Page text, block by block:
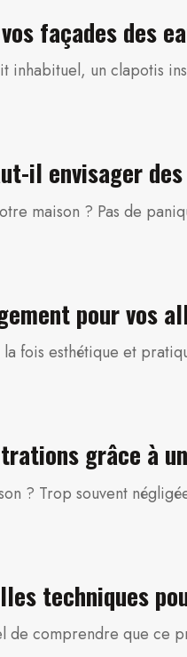
façades des
inhabituel, un clapotis
il envisager
maison ? Pas de
pour vos
fois esthétique et
grâce à
? Trop souvent
techniques
de comprendre que ce